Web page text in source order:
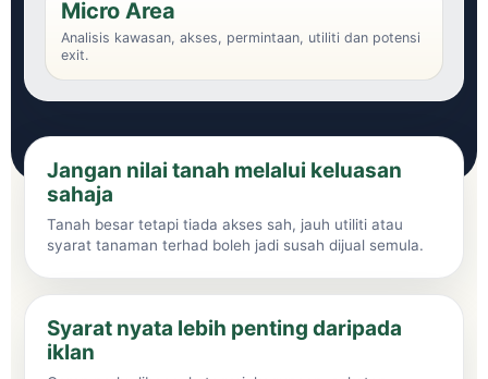
Micro Area
Analisis kawasan, akses, permintaan, utiliti dan potensi
exit.
Jangan nilai tanah melalui keluasan
sahaja
Tanah besar tetapi tiada akses sah, jauh utiliti atau
syarat tanaman terhad boleh jadi susah dijual semula.
Syarat nyata lebih penting daripada
iklan